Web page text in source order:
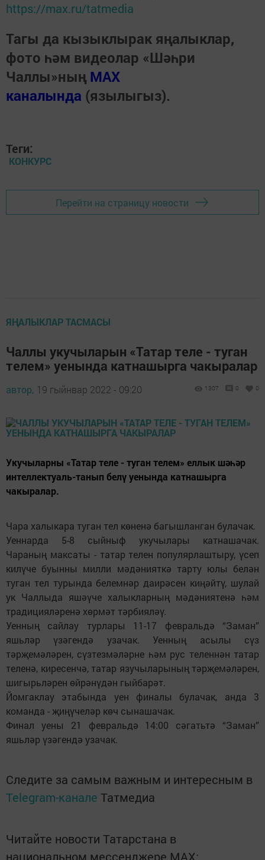
https://max.ru/tatmedia
Тагы да кызыклырак яңалыклар,
фото һәм видеолар «Шәһри
Чаллы»ның MAX
каналында (язылыгыз).
Теги:
КОНКУРС
Перейти на страницу новости
ЯҢАЛЫКЛАР ТАСМАСЫ
Чаллы укучыларын «Татар теле - туган
телем» уенында катнашырга чакыралар
автор, 19 гыйнвар 2022 - 09:20 1307 0 0
Укучыларны «Татар теле - туган телем» еллык шәһәр
интеллектуаль-танып белү уенында катнашырга
чакыралар.
Чара халыкара туган тел көненә багышланган булачак.
Уеннарда 5-8 сыйныф укучылары катнашачак.
Чараның максаты - татар телен популярлаштыру, үсеп
килүче буынны милли мәдәнияткә тарту юлы белән
туган тел турында белемнәр даирәсен киңәйтү, шулай
ук Чаллыда яшәүче халыкларның мәдәниятенә һәм
традицияләренә хөрмәт тәрбияләү.
Уенның сайлау турлары 11-17 февральдә “Заман”
яшьләр үзәгендә узачак. Уенның асылы сүз
тәрҗемәләрен, сүзтезмәләрне һәм рус теленнән татар
теленә, киресенчә, татар язучыларының тәрҗемәләрен,
шигырьләрен өйрәнүдән гыйбарәт.
Йомгаклау этабында уен финалы булачак, анда 3
команда - җиңүчеләр көч сынашачак.
Финал уены 21 февральдә 14:00 сәгатьтә “Заман”
яшьләр үзәгендә узачак.
Следите за самым важным и интересным в
Telegram-канале Татмедиа
Читайте новости Татарстана в
национальном мессенджере MАХ: